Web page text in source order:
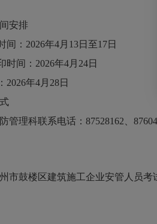
安排
：2026年4月13日至17日
间：2026年4月24日
年4月28日
理科联系电话：87528162、
鼓楼区建筑施工企业安管人员考